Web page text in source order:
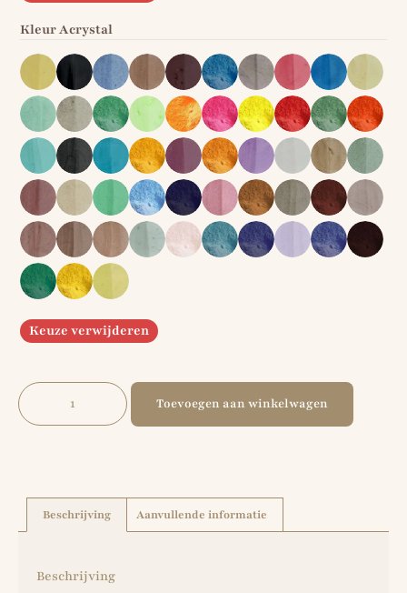
Kleur Acrystal
Keuze verwijderen
Toevoegen aan winkelwagen
Beschrijving Aanvullende informatie
Beschrijving